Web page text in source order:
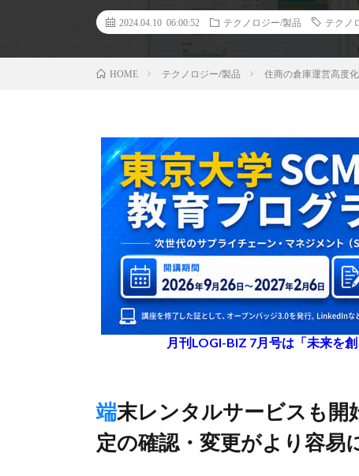
2024.04.10 06:00:52 テクノロジー/製品 テクノ
HOME テクノロジー/製品 住商の倉庫運営高度
月刊LOGI-BIZ 7月号は「未来を
端末レンタルサービスも開始、作業者ごとのシフトや作業予
定の確認・変更がより容易